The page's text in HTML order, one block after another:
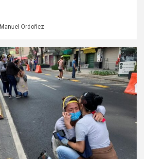
Manuel Ordoñez